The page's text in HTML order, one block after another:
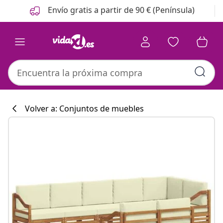
Anterior
Siguiente Envío gratis a partir de 90 € (Península)
#sharemevidaxl
Volver a: Conjuntos de muebles